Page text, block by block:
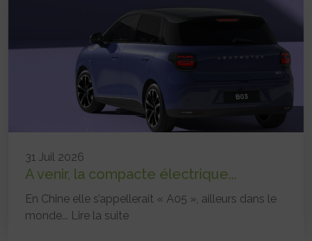
31 Juil 2026
A venir, la compacte électrique...
En Chine elle s’appellerait « A05 », ailleurs dans le
monde... Lire la suite